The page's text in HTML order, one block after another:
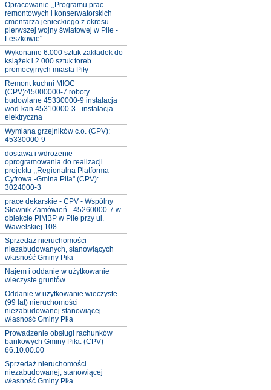
Opracowanie ,,Programu prac
remontowych i konserwatorskich
cmentarza jenieckiego z okresu
pierwszej wojny światowej w Pile -
Leszkowie"
Wykonanie 6.000 sztuk zakładek do
książek i 2.000 sztuk toreb
promocyjnych miasta Piły
Remont kuchni MIOC
(CPV):45000000-7 roboty
budowlane 45330000-9 instalacja
wod-kan 45310000-3 - instalacja
elektryczna
Wymiana grzejników c.o. (CPV):
45330000-9
dostawa i wdrożenie
oprogramowania do realizacji
projektu ,,Regionalna Platforma
Cyfrowa -Gmina Piła" (CPV):
3024000-3
prace dekarskie - CPV - Wspólny
Słownik Zamówień - 45260000-7 w
obiekcie PiMBP w Pile przy ul.
Wawelskiej 108
Sprzedaż nieruchomości
niezabudowanych, stanowiących
własność Gminy Piła
Najem i oddanie w użytkowanie
wieczyste gruntów
Oddanie w użytkowanie wieczyste
(99 lat) nieruchomości
niezabudowanej stanowiącej
własność Gminy Piła
Prowadzenie obsługi rachunków
bankowych Gminy Piła. (CPV)
66.10.00.00
Sprzedaż nieruchomości
niezabudowanej, stanowiącej
własność Gminy Piła